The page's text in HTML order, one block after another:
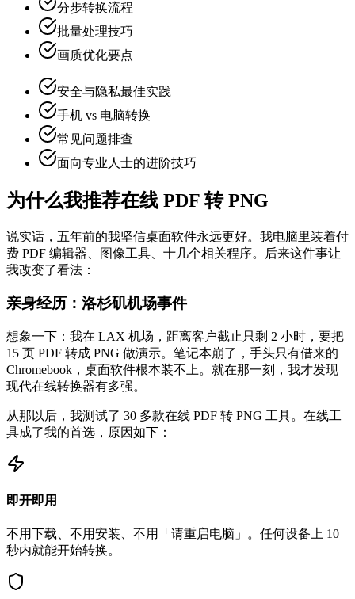
分步转换流程
批量处理技巧
画质优化要点
安全与隐私最佳实践
手机 vs 电脑转换
常见问题排查
面向专业人士的进阶技巧
为什么我推荐在线 PDF 转 PNG
说实话，五年前的我坚信桌面软件永远更好。我电脑里装着付
费 PDF 编辑器、图像工具、十几个相关程序。后来这件事让
我改变了看法：
亲身经历：洛杉矶机场事件
想象一下：我在 LAX 机场，距离客户截止只剩 2 小时，要把
15 页 PDF 转成 PNG 做演示。笔记本崩了，手头只有借来的
Chromebook，桌面软件根本装不上。就在那一刻，我才发现
现代在线转换器有多强。
从那以后，我测试了 30 多款在线 PDF 转 PNG 工具。在线工
具成了我的首选，原因如下：
即开即用
不用下载、不用安装、不用「请重启电脑」。任何设备上 10
秒内就能开始转换。